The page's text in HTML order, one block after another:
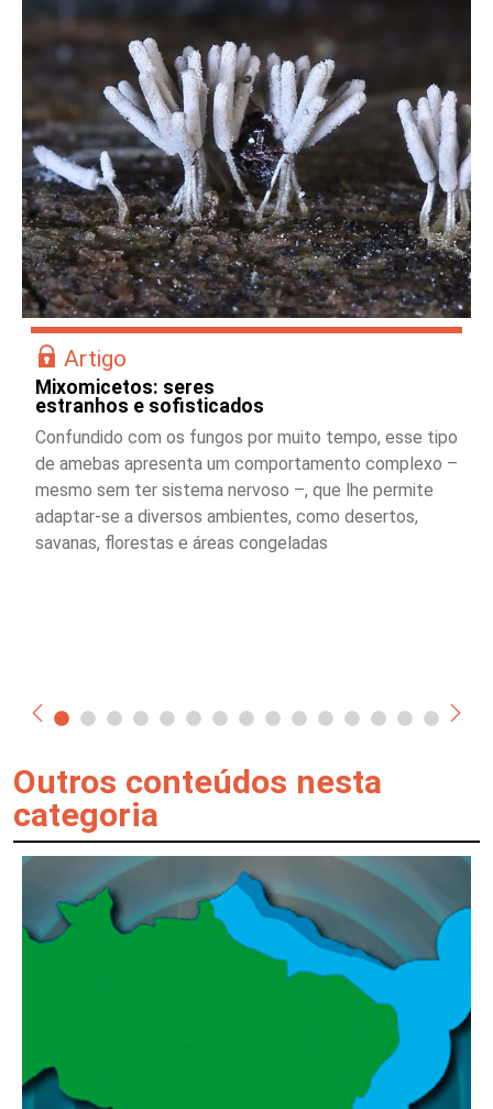
Artigo
Mixomicetos: seres
estranhos e sofisticados
Confundido com os fungos por muito tempo, esse tipo
de amebas apresenta um comportamento complexo –
mesmo sem ter sistema nervoso –, que lhe permite
adaptar-se a diversos ambientes, como desertos,
savanas, florestas e áreas congeladas
Outros conteúdos nesta
categoria